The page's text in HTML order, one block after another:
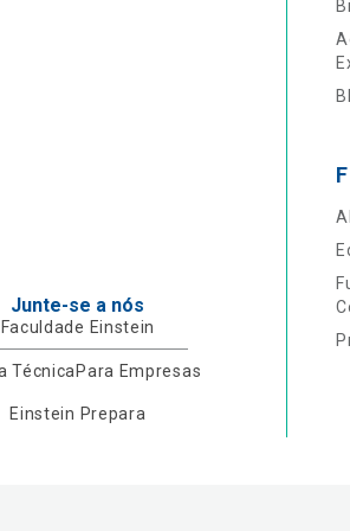
Junte-se a nós
Faculdade Einstein
TécnicaPara Empresas
Einstein Prepara